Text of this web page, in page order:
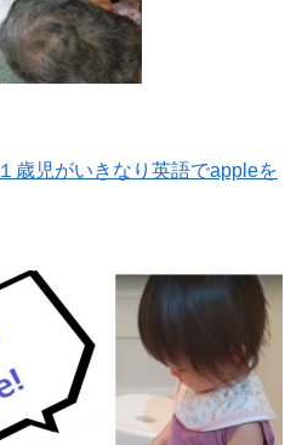
歳児がいきなり英語でappleを